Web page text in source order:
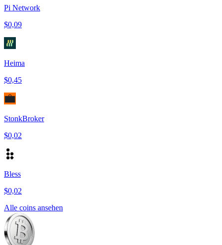
Pi Network
$0,09
Heima
$0,45
StonkBroker
$0,02
Bless
$0,02
Alle coins ansehen